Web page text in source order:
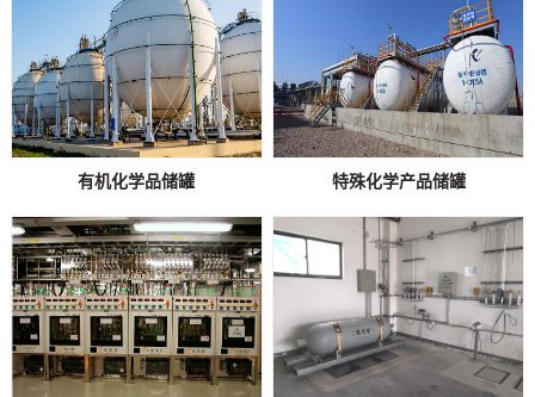
有机化学品储罐 特殊化学产品储罐